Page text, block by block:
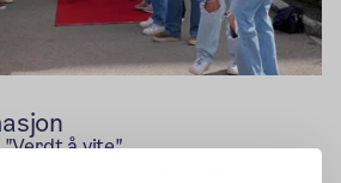
å vite".